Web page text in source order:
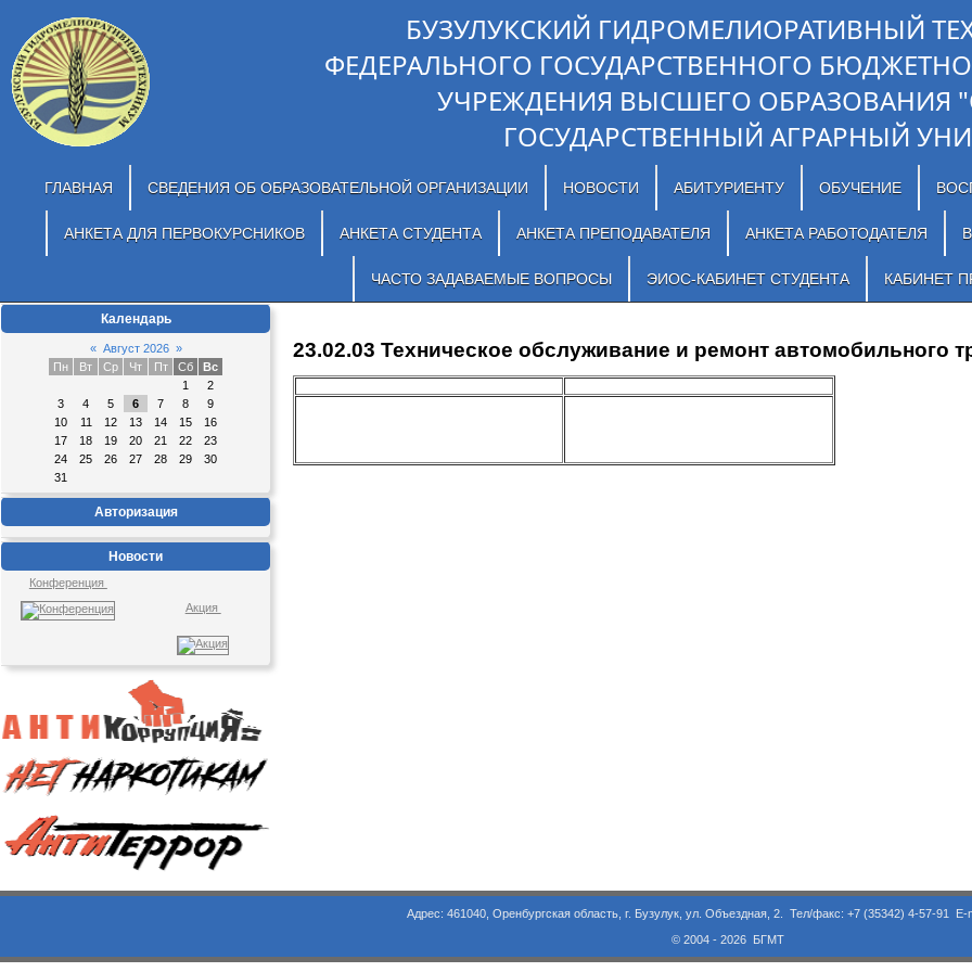
БУЗУЛУКСКИЙ ГИДРОМЕЛИОРАТИВНЫЙ
ФЕДЕРАЛЬНОГО ГОСУДАРСТВЕННОГО
УЧРЕЖДЕНИЯ ВЫСШЕГО ОБРАЗОВАНИЯ
ГОСУДАРСТВЕННЫЙ АГРАРНЫЙ
ГЛАВНАЯ СВЕДЕНИЯ ОБ ОБРАЗОВАТЕЛЬНОЙ ОРГАНИЗАЦИИ НОВОСТИ АБИТУРИЕНТУ ОБУЧЕНИЕ
АНКЕТА ДЛЯ ПЕРВОКУРСНИКОВ АНКЕТА СТУДЕНТА АНКЕТА ПРЕПОДАВАТЕЛЯ АНКЕТА РАБОТОДАТЕЛЯ
ЧАСТО ЗАДАВАЕМЫЕ ВОПРОСЫ ЭИОС-КАБИНЕТ СТУДЕНТА КАБИНЕТ
Календарь
« Август 2026 »
Пн
Вт Ср Чт Пт Сб
Вс
1
2
3
4 5 6 7 8
9
10
11 12 13 14 15
16
17
18 19 20 21 22
23
24
25 26 27 28 29
30
31
Авторизация
Новости
Конференция
Акция
23.02.03 Техническое обслуживание и ремонт автомобильного
Адрес: 461040, Оренбургская область, г. Бузулук, ул. Объездная, 2. Тел/факс: +7 (35342) 4-57-91 E-
© 2004 - 2026 БГМТ